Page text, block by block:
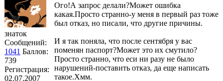
знаток
Сообщений:
1041 Баллов:
739
Регистрация:
02.07.2007
Ого!А запрос делали?Может ошибка
какая.Просто странно-у меня в первый раз тоже
был отказ, но писали, что другие причины.
И я так поняла, что после сентября у вас
поменян паспорт?Может это их смутило?
Просто странно, что еси ни разу не было
нарушений-поставить отказ, да еще написать
такое.Хмм.